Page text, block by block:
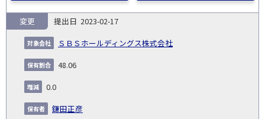
2023-02-17
ＳＢＳホールディングス株式会社
変更
48.06
0.0
鎌田正彦